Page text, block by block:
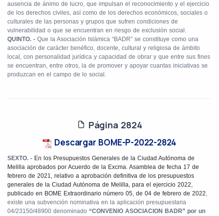
ausencia de ánimo de lucro, que impulsan el reconocimiento y el ejercicio
de los derechos civiles, así como de los derechos económicos, sociales o
culturales de las personas y grupos que sufren condiciones de
vulnerabilidad o que se encuentran en riesgo de exclusión social.
QUINTO. - Que la Asociación Islámica “BADR” se constituye como una
asociación de carácter benéfico, docente, cultural y religiosa de ámbito
local, con personalidad jurídica y capacidad de obrar y que entre sus fines
se encuentran, entre otros, la de promover y apoyar cuantas iniciativas se
produzcan en el campo de lo social.
Página 2824
Descargar BOME-P-2022-2824
SEXTO. - En los Presupuestos Generales de la Ciudad Autónoma de
Melilla aprobados por Acuerdo de la Excma. Asamblea de fecha 17 de
febrero de 2021, relativo a aprobación definitiva de los presupuestos
generales de la Ciudad Autónoma de Melilla, para el ejercicio 2022,
publicado en BOME Extraordinario número 05, de 04 de febrero de 2022,
existe una subvención nominativa en la aplicación presupuestaria
04/23150/48900 denominado “CONVENIO ASOCIACION BADR” por un